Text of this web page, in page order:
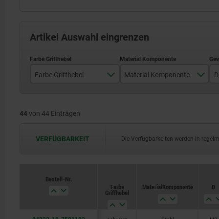
Artikel Auswahl eingrenzen
Farbe Griffhebel
verkehrsrot RAL 3020
Material Komponente D
44von 44 Einträgen
VERFÜGBARKEIT Die Verfügbarkeiten werden in
Bestell-Nr.
Farbe
Griffhebel
Material Komponente D
Bestell-Nr.
Farbe
Griffhebel
Material Komponente D